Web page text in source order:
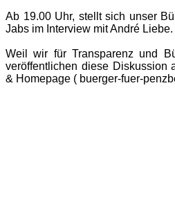
Ab 19.00 Uhr, stellt sich unser
Jabs im Interview mit André Liebe.
Weil wir für Transparenz und
veröffentlichen diese Diskussion
& Homepage ( buerger-fuer-